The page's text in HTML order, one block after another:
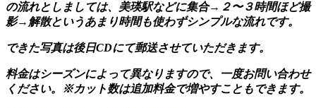
の流れとしましては、美瑛駅などに集合→２〜３時間ほど撮
影→解散というあまり時間も使わずシンプルな流れです。
できた写真は後日CDにて郵送させていただきます。
料金はシーズンによって異なりますので、一度お問い合わせ
ください。※カット数は追加料金で増やすこともできます。